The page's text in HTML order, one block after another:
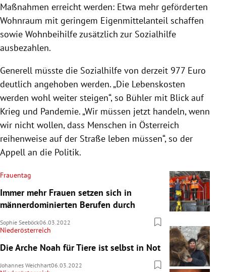
Maßnahmen erreicht werden: Etwa mehr geförderten
Wohnraum mit geringem Eigenmittelanteil schaffen
sowie Wohnbeihilfe zusätzlich zur Sozialhilfe
ausbezahlen.
Generell müsste die Sozialhilfe von derzeit 977 Euro
deutlich angehoben werden. „Die Lebenskosten
werden wohl weiter steigen“, so Bühler mit Blick auf
Krieg und Pandemie. „Wir müssen jetzt handeln, wenn
wir nicht wollen, dass Menschen in Österreich
reihenweise auf der Straße leben müssen“, so der
Appell an die Politik.
Frauentag
Immer mehr Frauen setzen sich in
männerdominierten Berufen durch
Sophie Seeböck06.03.2022
Niederösterreich
Die Arche Noah für Tiere ist selbst in Not
Johannes Weichhart06.03.2022